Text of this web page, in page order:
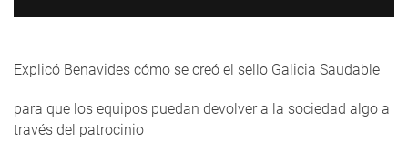
Explicó Benavides cómo se creó el sello Galicia Saudable
para que los equipos puedan devolver a la sociedad algo a
través del patrocinio